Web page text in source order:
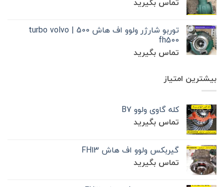
توربو شارژر ولوو اف هاش 500 | turbo volvo
fh500
تماس بگیرید
بیشترین امتیاز
کله گاوی ولوو B7
تماس بگیرید
گیربکس ولوو اف هاش FH13
تماس بگیرید